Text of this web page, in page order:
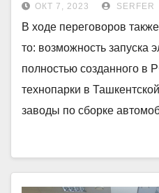
ОКТ 7, 2023 SERFER
В ходе переговоров
то: возможность запуска
полностью созданного в
технопарки в
заводы по сборке